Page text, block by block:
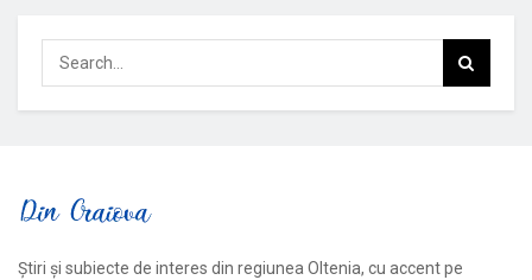
Știri și subiecte de interes din regiunea Oltenia, cu accent pe